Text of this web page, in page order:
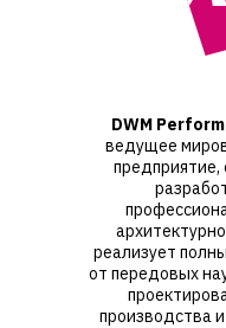
DWM
ведущее
реализует
от передовых
производства